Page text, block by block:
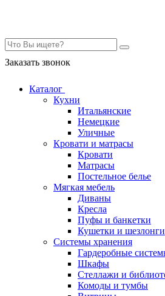
Заказать звонок
Каталог
Кухни
Итальянские
Немецкие
Уличные
Кровати и матрасы
Кровати
Матрасы
Постельное белье
Мягкая мебель
Диваны
Кресла
Пуфы и банкетки
Кушетки и шезлонги
Системы хранения
Гардеробные
Шкафы
Стеллажи и
Комоды и тумбы